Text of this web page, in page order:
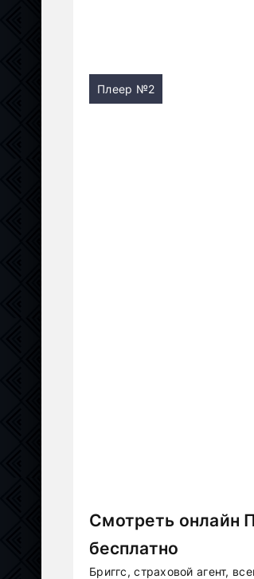
Плеер №2
Смотреть онлайн
бесплатно
Бриггс, страховой агент,